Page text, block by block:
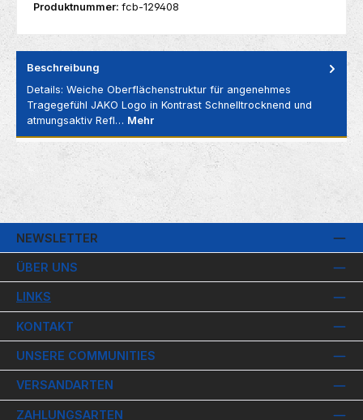
Produktnummer: fcb-129408
Beschreibung
Details: Weiche Oberflächenstruktur für angenehmes
Tragegefühl JAKO Logo in Kontrast Schnelltrocknend und
atmungsaktiv Refl… Mehr
NEWSLETTER
ÜBER UNS
LINKS
KONTAKT
UNSERE COMMUNITIES
VERSANDARTEN
ZAHLUNGSARTEN